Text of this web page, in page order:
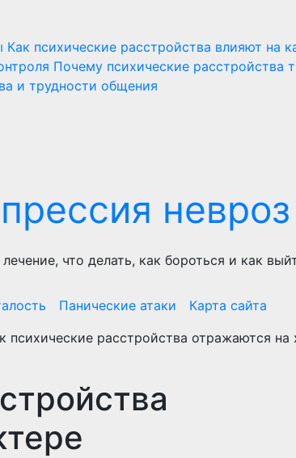
Как психические расстройства влияют на
Почему психические расстройства
и трудности общения
невроз
что делать, как бороться и как
Панические атаки
Карта сайта
психические расстройства отражаются на